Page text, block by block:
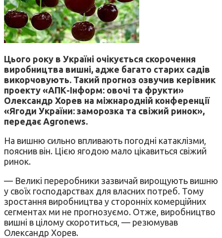
Цього року в Україні очікується скорочення
виробництва вишні, адже багато старих садів
викорчовують. Такий прогноз озвучив керівник
проекту «АПК-Інформ: овочі та фрукти»
Олександр Хорев на міжнародній конференції
«Ягоди України: заморозка та свіжий ринок»,
передає Agronews.
На вишню сильно впливають погодні катаклізми,
пояснив він. Цією ягодою мало цікавиться свіжий
ринок.
— Великі переробники зазвичай вирощують вишню
у своїх господарствах для власних потреб. Тому
зростання виробництва у сторонніх комерційних
сегментах ми не прогнозуємо. Отже, виробництво
вишні в цілому скоротиться, — резюмував
Олександр Хорев.